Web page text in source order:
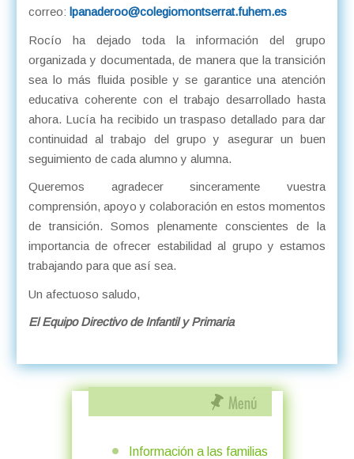
correo: lpanaderoo@colegiomontserrat.fuhem.es
Rocío ha dejado toda la información del grupo
organizada y documentada, de manera que la transición
sea lo más fluida posible y se garantice una atención
educativa coherente con el trabajo desarrollado hasta
ahora. Lucía ha recibido un traspaso detallado para dar
continuidad al trabajo del grupo y asegurar un buen
seguimiento de cada alumno y alumna.
Queremos agradecer sinceramente vuestra
comprensión, apoyo y colaboración en estos momentos
de transición. Somos plenamente conscientes de la
importancia de ofrecer estabilidad al grupo y estamos
trabajando para que así sea.
Un afectuoso saludo,
El Equipo Directivo de Infantil y Primaria
Información a las familias